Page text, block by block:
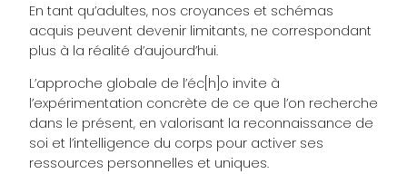
En tant qu’adultes, nos croyances et schémas
acquis peuvent devenir limitants, ne correspondant
plus à la réalité d’aujourd’hui.
L’approche globale de l’éc[h]o invite à
l’expérimentation concrète de ce que l’on recherche
dans le présent, en valorisant la reconnaissance de
soi et l’intelligence du corps pour activer ses
ressources personnelles et uniques.